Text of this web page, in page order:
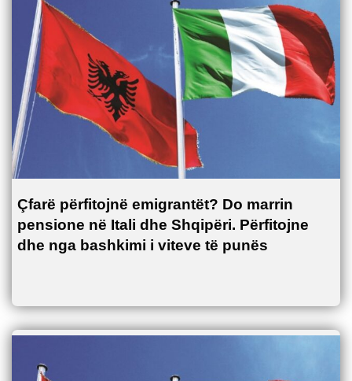
Çfarë përfitojnë emigrantët? Do marrin
pensione në Itali dhe Shqipëri. Përfitojne
dhe nga bashkimi i viteve të punës